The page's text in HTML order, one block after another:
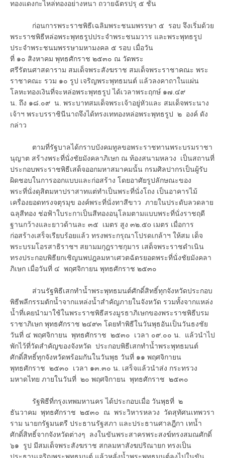
ทองแดงกะไหล่ทองอย่างหนา ถวายฉัตรปรุ ๕ ชั้น
ก่อนการพระราชพิธีเฉลิมพระชนมพรรษา ๕ รอบ จึงเริ่มด้วย
พระราชพิธีหล่อพระพุทธรูปประจำพระชนมวาร และพระพุทธรูป
ประจำพระชนมพรรษามหามงคล ๕ รอบ เมื่อวัน
ที่ ๑๐ สิงหาคม พุทธศักราช ๒๕๓๐ ณ วัดพระ
ศรีรัตนศาสดาราม สมเด็จพระสังฆราช สมเด็จพระราชาคณะ พระ
ราชาคณะ รวม ๑๐ รูป เจริญพระพุทธมนต์ แล้วลงคาถาในแผ่น
โลหะทองเงินที่จะหล่อพระพุทธรูป ได้เวลาพระฤกษ์ ๑๗.๔๙
น. ถึง ๑๘.๐๙ น. พระบาทสมเด็จพระเจ้าอยู่หัวและ สมเด็จพระนาง
เจ้าฯ พระบรราชินีนาถจึงได้ทรงเททองหล่อพระพุทธรูป ๒ องค์ ดัง
กล่าว
ตามที่รัฐบาลได้กราบบังคมทูลขอพระราชทานพระบรมราชา
นุญาต สร้างพระที่นั่งชัยมังคลาภิเษก ณ ท้องสนามหลวง เป็นสถานที่
ประกอบพระราชพิธีเสด็จออกมหาสมาคมนั้น กรมศิลปากรเป็นผู้รับ
ผิดชอบในการออกแบบและก่อสร้าง โดยอาศัยรูปลักษณะของ
พระที่นั่งดุสิตมหาปราสาทแต่ทำเป็นพระที่นั่งโถง เป็นอาคารไม้
เครื่องยอดทรงจตุรมุข องค์พระที่นั่งทาสีขาว ภายในประดับลวดลาย
ฉลุสีทอง ช่อฟ้าใบระกาเป็นสีทองอนุโลมตามแบบพระที่นั่งราชฤดี
ฐานกว้างและยาวด้านละ ๓๕ เมตร สูง ๓๒.๕o เมตร เมื่อการ
ก่อสร้างเสร็จเรียบร้อยแล้ว ทรงพระกรุณาโปรดเกล้าฯ ให้สม เด็จ
พระบรมโอรสาธิราชฯ สยามมกุฎราชกุมาร เสด็จพระราชดำเนิน
ทรงประกอบพิธียกเชิญนพปฎลมหาเศวตฉัตรยอดพระที่นั่งชัยมังคลา
ภิเษก เมื่อวันที่ ๔ พฤศจิกายน พุทธศักราช ๒๕๓๐
ส่วนรัฐพิธีเสกทำน้ำพระพุทธมนต์ศักดิ์สิทธิ์ทุกจังหวัดประกอบ
พิธีพลีกรรมตักน้ำจากแหล่งน้ำสำคัญภายในจังหวัด รวมทั้งจากแหล่ง
น้ำที่เคยนำมาใช้ในพระราชพิธีสรงมูรธาภิเษกของพระราชพิธีบรม
ราชาภิเษก พุทธศักราช ๒๔๙๓ โดยทำพิธีในวันพุธอันเป็นวันธงชัย
วันที่ ๔ พฤศจิกายน พุทธศักราช ๒๕๓๐ เวลา ๐๙.๐๐ น. แล้วนำไป
พักไว้ที่วัดสำคัญของจังหวัด ประกอบพิธีเสกทำน้ำพระพุทธมนต์
ศักดิ์สิทธิ์ทุกจังหวัดพร้อมกันในวันพุธ วันที่ ๑๑ พฤศจิกายน
พุทธศักราช ๒๕๓๐ เวลา ๑๓.๓๐ น. เสร็จแล้วนำส่ง กระทรวง
มหาดไทย ภายในวันที่ ๒๐ พฤศจิกายน พุทธศักราช ๒๕๓๐
รัฐพิธีที่กรุงเทพมหานคร ได้ประกอบเมื่อ วันพุธที่ ๒
ธันวาคม พุทธศักราช ๒๕๓๐ ณ พระวิหารหลวง วัดสุทัศนเทพวรา
ราม นายกรัฐมนตรี ประธานรัฐสภา และประธานศาลฎีกา เทน้ำ
ศักดิ์สิทธิ์จากจังหวัดต่างๆ ลงในขันพระสาครพระสงฆ์ทรงสมณศักดิ์
๖๑ รูป มีสมเด็จพระสังฆราช สกลมหาสังฆปริณายก ทรงเป็น